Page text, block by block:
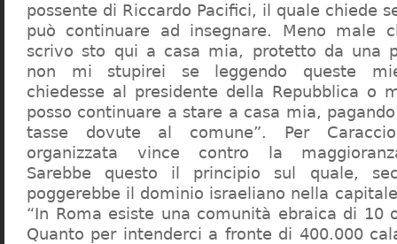
possente di Riccardo Pacifici, il quale chiede
può continuare ad insegnare. Meno male
scrivo sto qui a casa mia, protetto da una
non mi stupirei se leggendo queste
chiedesse al presidente della Repubblica o
posso continuare a stare a casa mia,
tasse dovute al comune”. Per
organizzata vince contro la
Sarebbe questo il principio sul quale,
poggerebbe il dominio israeliano nella
“In Roma esiste una comunità ebraica di 10
Quanto per intenderci a fronte di 400.000